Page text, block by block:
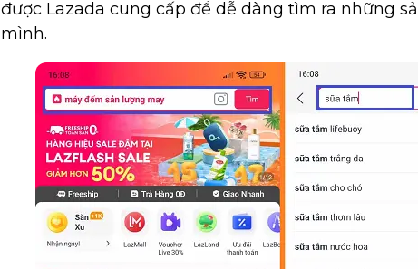
được Lazada cung cấp để dễ dàng tìm ra những
mình.